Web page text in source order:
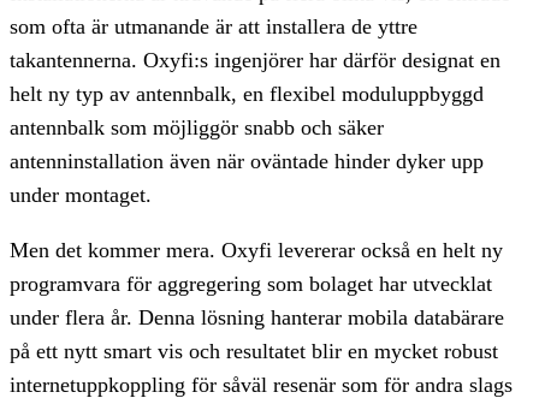
som ofta är utmanande är att installera de yttre
takantennerna. Oxyfi:s ingenjörer har därför designat en
helt ny typ av antennbalk, en flexibel moduluppbyggd
antennbalk som möjliggör snabb och säker
antenninstallation även när oväntade hinder dyker upp
under montaget.
Men det kommer mera. Oxyfi levererar också en helt ny
programvara för aggregering som bolaget har utvecklat
under flera år. Denna lösning hanterar mobila databärare
på ett nytt smart vis och resultatet blir en mycket robust
internetuppkoppling för såväl resenär som för andra slags